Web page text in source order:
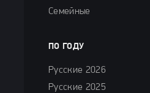
Семейные
ПО ГОДУ
Русские 2026
Русские 2025